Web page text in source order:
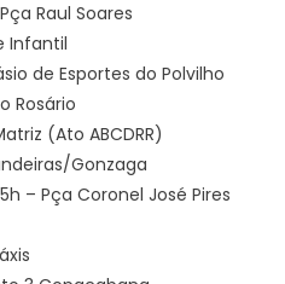
Raul Soares
Infantil
de Esportes do Polvilho
Rosário
(Ato ABCDRR)
Gonzaga
– Pça Coronel José Pires